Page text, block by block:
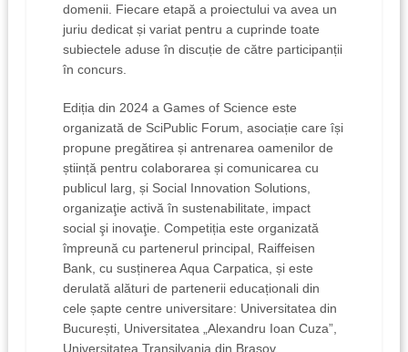
domenii. Fiecare etapă a proiectului va avea un
juriu dedicat și variat pentru a cuprinde toate
subiectele aduse în discuție de către participanții
în concurs.
Ediția din 2024 a Games of Science este
organizată de SciPublic Forum, asociație care își
propune pregătirea și antrenarea oamenilor de
știință pentru colaborarea și comunicarea cu
publicul larg, și Social Innovation Solutions,
organizaţie activă în sustenabilitate, impact
social şi inovaţie. Competiția este organizată
împreună cu partenerul principal, Raiffeisen
Bank, cu susținerea Aqua Carpatica, și este
derulată alături de partenerii educaționali din
cele șapte centre universitare: Universitatea din
București, Universitatea „Alexandru Ioan Cuza”,
Universitatea Transilvania din Brașov,